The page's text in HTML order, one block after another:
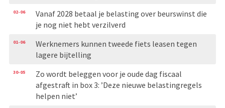
02-06
Vanaf 2028 betaal je belasting over beurswinst die
je nog niet hebt verzilverd
01-06
Werknemers kunnen tweede fiets leasen tegen
lagere bijtelling
30-05
Zo wordt beleggen voor je oude dag fiscaal
afgestraft in box 3: ’Deze nieuwe belastingregels
helpen niet’